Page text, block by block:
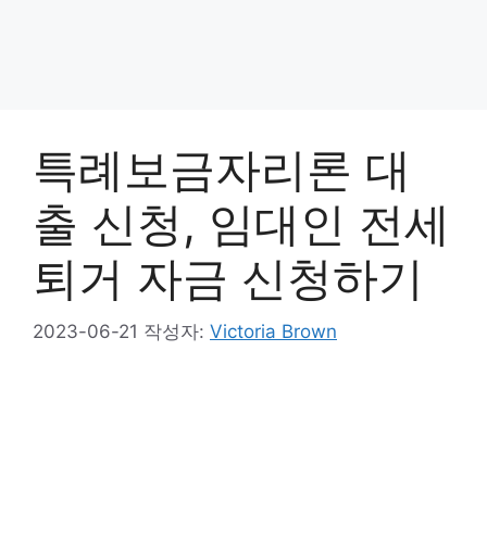
특례보금자리론 대
출 신청, 임대인 전세
퇴거 자금 신청하기
2023-06-21 작성자: Victoria Brown